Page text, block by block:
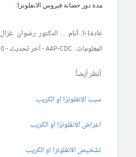
مدة دور حضانة فيروس الانفلونزا:
عادة1-3 أيام . ..الدكتور رضوان غزال
المعلومات : AAP-CDC
-آخر تحديث -
أنظر أيضاً :
سبب الانفلونزا او الكريب
اعراض الانفلونزا او الكريب
تشخيص الانفلونزا او الكريب